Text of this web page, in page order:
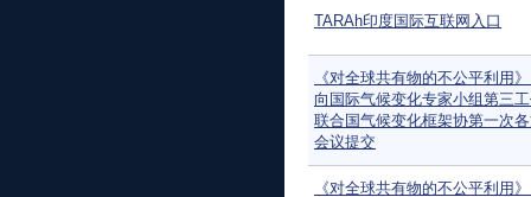
TARAh印度国际互联网入口
《对全球共有物的不公平利用
向国际气候变化专家小组第三
联合国气候变化框架协第一次
会议提交
《对全球共有物的不公平利用